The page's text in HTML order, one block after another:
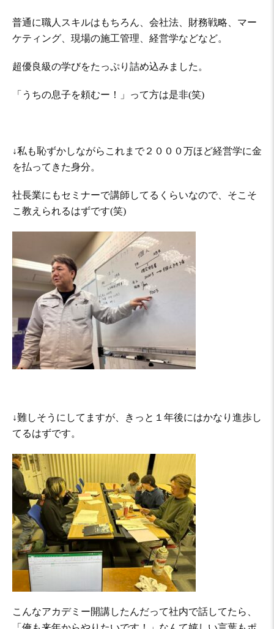
普通に職人スキルはもちろん、会社法、財務戦略、マー
ケティング、現場の施工管理、経営学などなど。
超優良級の学びをたっぷり詰め込みました。
「うちの息子を頼むー！」って方は是非(笑)
↓私も恥ずかしながらこれまで２０００万ほど経営学に金
を払ってきた身分。
社長業にもセミナーで講師してるくらいなので、そこそ
こ教えられるはずです(笑)
↓難しそうにしてますが、きっと１年後にはかなり進歩し
てるはずです。
こんなアカデミー開講したんだって社内で話してたら、